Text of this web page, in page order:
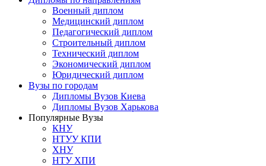
Военный диплом
Медицинский диплом
Педагогический диплом
Строительный диплом
Технический диплом
Экономический диплом
Юридический диплом
Вузы по городам
Дипломы Вузов Киева
Дипломы Вузов Харькова
Популярные Вузы
КНУ
НТУУ КПИ
ХНУ
НТУ ХПИ